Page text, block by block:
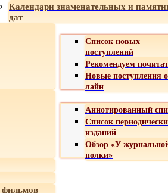
Календари знаменательных и
дат
Список новых
поступлений
Рекомендуем
Новые поступления
лайн
Аннотированный
Список
изданий
Обзор «У
полки»